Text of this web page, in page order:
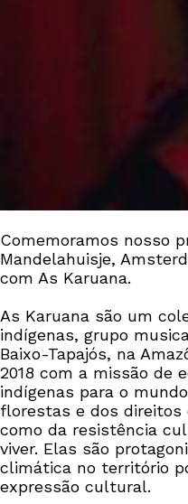
Comemoramos nosso
Mandelahuisje,
com As Karuana.
As Karuana são um
indígenas, grupo
Baixo-Tapajós, na
2018 com a missão de
indígenas para o
florestas e dos direitos
como da resistência
viver. Elas são
climática no território
expressão cultural.